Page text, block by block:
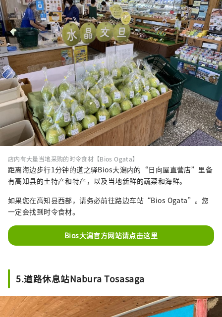
店内有大量当地采购的时令食材【Bios Ogata】
距离海边步行1分钟的道之驿Bios大潟内的“日向屋直营店”里备
有高知县的土特产和特产，以及当地新鲜的蔬菜和海鲜。
如果您在高知县西部，请务必前往路边车站“Bios Ogata”。您
一定会找到时令食材。
Bios大潟官方网站请点击这里
5.道路休息站Nabura Tosasaga